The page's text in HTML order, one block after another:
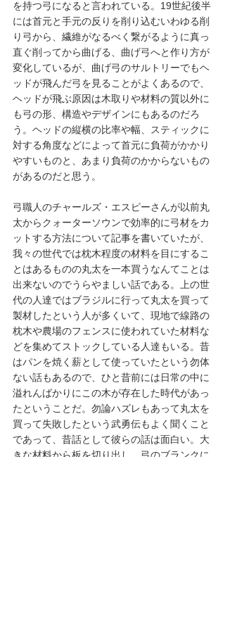
を持つ弓になると言われている。19世紀後半
には首元と手元の反りを削り込むいわゆる削
り弓から、繊維がなるべく繋がるように真っ
直ぐ削ってから曲げる、曲げ弓へと作り方が
変化しているが、曲げ弓のサルトリーでもヘ
ッドが飛んだ弓を見ることがよくあるので、
ヘッドが飛ぶ原因は木取りや材料の質以外に
も弓の形、構造やデザインにもあるのだろ
う。ヘッドの縦横の比率や幅、スティックに
対する角度などによって首元に負荷がかかり
やすいものと、あまり負荷のかからないもの
があるのだと思う。
弓職人のチャールズ・エスピーさんが以前丸
太からクォーターソウンで効率的に弓材をカ
ットする方法について記事を書いていたが、
我々の世代では枕木程度の材料を目にするこ
とはあるものの丸太を一本買うなんてことは
出来ないのでうらやましい話である。上の世
代の人達ではブラジルに行って丸太を買って
製材したという人が多くいて、現地で線路の
枕木や農場のフェンスに使われていた材料な
どを集めてストックしている人達もいる。昔
はパンを焼く薪として使っていたという勿体
ない話もあるので、ひと昔前には日常の中に
溢れんばかりにこの木が存在した時代があっ
たということだ。勿論ハズレもあって丸太を
買って失敗したという武勇伝もよく聞くこと
であって、昔話として彼らの話は面白い。大
きな材料から板を切り出し、弓のブランクに